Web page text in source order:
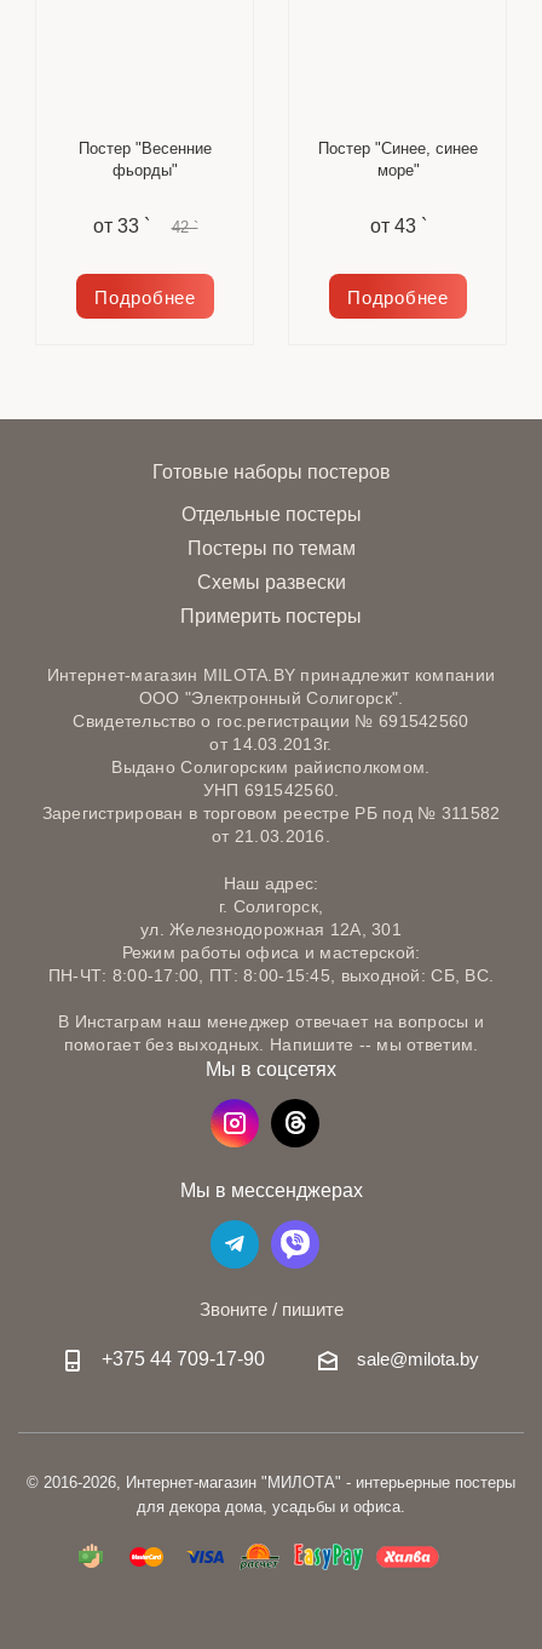
Постер "Весенние
фьорды"
от 33 ` 42 `
Подробнее
Постер "Синее, синее
море"
от 43 `
Подробнее
Готовые наборы постеров
Отдельные постеры
Постеры по темам
Схемы развески
Примерить постеры
Интернет-магазин MILOTA.BY принадлежит компании
ООО "Электронный Солигорск".
Свидетельство о гос.регистрации № 691542560
от 14.03.2013г.
Выдано Солигорским райисполкомом.
УНП 691542560.
Зарегистрирован в торговом реестре РБ под № 311582
от 21.03.2016.
Наш адрес:
г. Солигорск,
ул. Железнодорожная 12А, 301
Режим работы офиса и мастерской:
ПН-ЧТ: 8:00-17:00, ПТ: 8:00-15:45, выходной: СБ, ВС.
В Инстаграм наш менеджер отвечает на вопросы и
помогает без выходных. Напишите -- мы ответим.
Мы в соцсетях
Мы в мессенджерах
Звоните / пишите
+375 44 709-17-90 sale@milota.by
© 2016-2026, Интернет-магазин "МИЛОТА" - интерьерные постеры
для декора дома, усадьбы и офиса.